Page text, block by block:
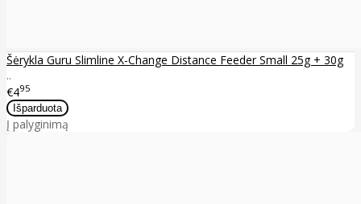
Šėrykla Guru Slimline X-Change Distance Feeder Small 25g + 30g
..
€495
Į palyginimą